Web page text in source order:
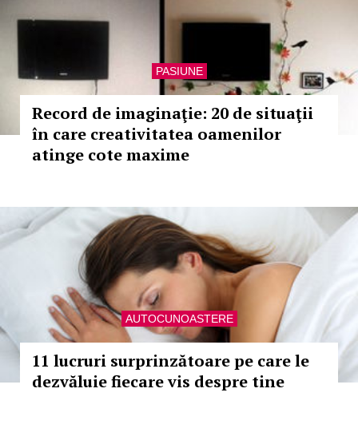
PASIUNE
Record de imaginaţie: 20 de situaţii
în care creativitatea oamenilor
atinge cote maxime
AUTOCUNOASTERE
11 lucruri surprinzătoare pe care le
dezvăluie fiecare vis despre tine